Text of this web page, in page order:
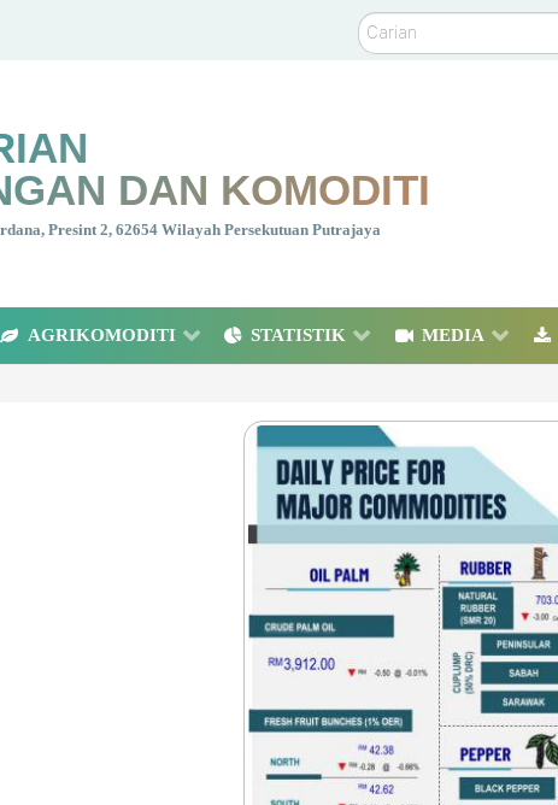
Carian
DAN KOMODITI
Presint 2, 62654 Wilayah Persekutuan Putrajaya
AGRIKOMODITI STATISTIK MEDIA